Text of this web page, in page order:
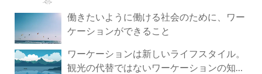
働きたいように働ける社会のために、ワー
ケーションができること
ワーケーションは新しいライフスタイル。
観光の代替ではないワーケーションの知ら